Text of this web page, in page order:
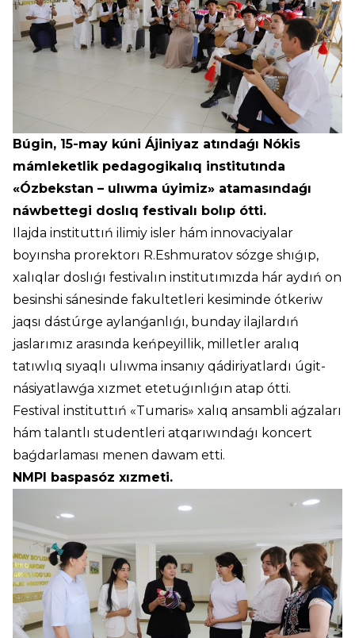
Búgin, 15-may kúni Ájiniyaz atındaǵı Nókis
mámleketlik pedagogikalıq institutında
«Ózbekstan – ulıwma úyimiz» atamasındaǵı
náwbettegi doslıq festivalı bolıp ótti.
Ilajda instituttıń ilimiy isler hám innovaciyalar
boyınsha prorektorı R.Eshmuratov sózge shıǵıp,
xalıqlar doslıǵı festivalın institutımızda hár aydıń on
besinshi sánesinde fakultetleri kesiminde ótkeriw
jaqsı dástúrge aylanǵanlıǵı, bunday ilajlardıń
jaslarımız arasında keńpeyillik, milletler aralıq
tatıwlıq sıyaqlı ulıwma insanıy qádiriyatlardı úgit-
násiyatlawǵa xızmet etetuǵınlıǵın atap ótti.
Festival instituttıń «Tumaris» xalıq ansambli aǵzaları
hám talantlı studentleri atqarıwındaǵı koncert
baǵdarlaması menen dawam etti.
NMPI baspasóz xızmeti.